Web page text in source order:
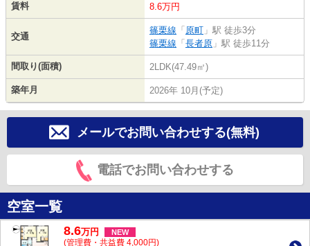
賃料 8.6万円
交通
篠栗線 「 原町 」駅 徒歩3分
篠栗線 「 長者原 」駅 徒歩11分
間取り(面積) 2LDK(47.49㎡)
築年月 2026年 10月(予定)
メールでお問い合わせする(無料)
電話でお問い合わせする
空室一覧
8.6万円 NEW
(管理費・共益費 4,000円)